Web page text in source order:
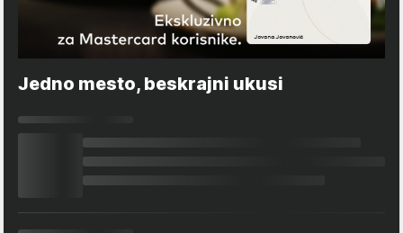
Jedno mesto, beskrajni ukusi